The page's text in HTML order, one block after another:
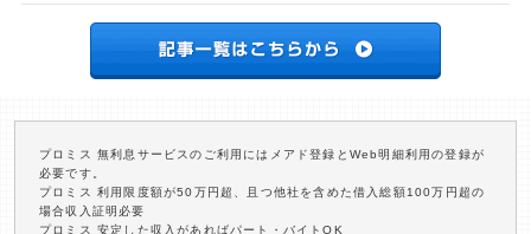
プロミス 無利息サービスのご利用にはメアド登録とWeb明細利用の登録が
必要です。
プロミス 利用限度額が50万円超、且つ他社を含めた借入総額100万円超の
場合収入証明必要
プロミス 安定した収入があればパート・バイトOK